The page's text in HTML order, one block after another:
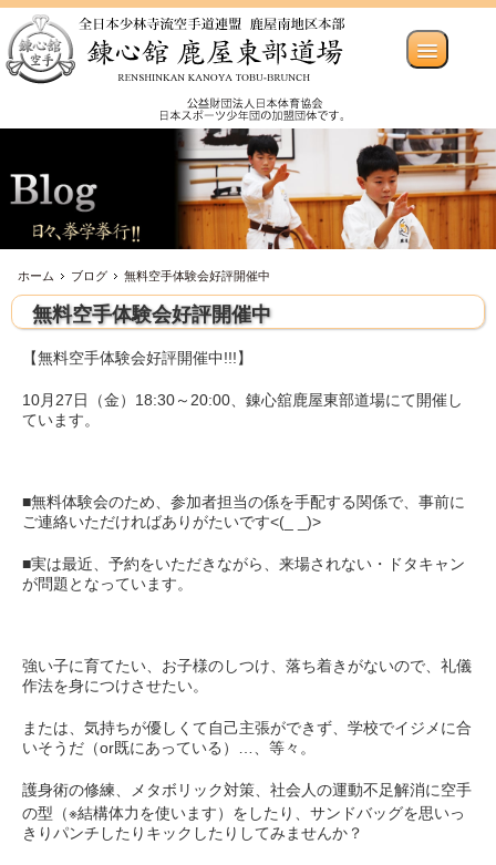
ホーム ブログ 無料空手体験会好評開催中
無料空手体験会好評開催中
【無料空手体験会好評開催中!!!】
10月27日（金）18:30～20:00、錬心舘鹿屋東部道場にて開催し
ています。
■無料体験会のため、参加者担当の係を手配する関係で、事前に
ご連絡いただければありがたいです<(_ _)>
■実は最近、予約をいただきながら、来場されない・ドタキャン
が問題となっています。
強い子に育てたい、お子様のしつけ、落ち着きがないので、礼儀
作法を身につけさせたい。
または、気持ちが優しくて自己主張ができず、学校でイジメに合
いそうだ（or既にあっている）…、等々。
護身術の修練、メタボリック対策、社会人の運動不足解消に空手
の型（※結構体力を使います）をしたり、サンドバッグを思いっ
きりパンチしたりキックしたりしてみませんか？